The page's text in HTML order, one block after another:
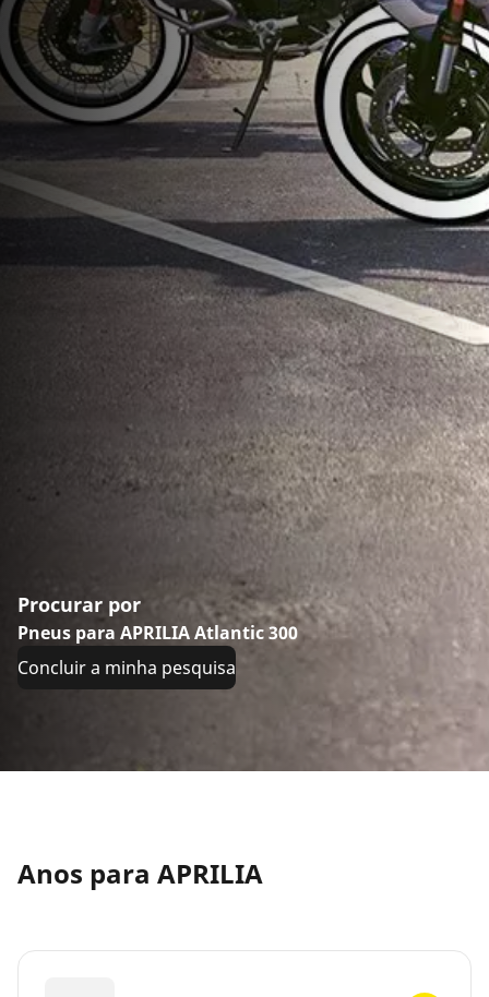
Procurar por
Pneus para APRILIA Atlantic 300
Concluir a minha pesquisa
Anos para APRILIA